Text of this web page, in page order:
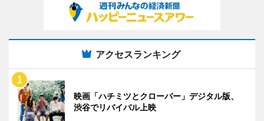
アクセスランキング
映画「ハチミツとクローバー」デジタル版、
渋谷でリバイバル上映